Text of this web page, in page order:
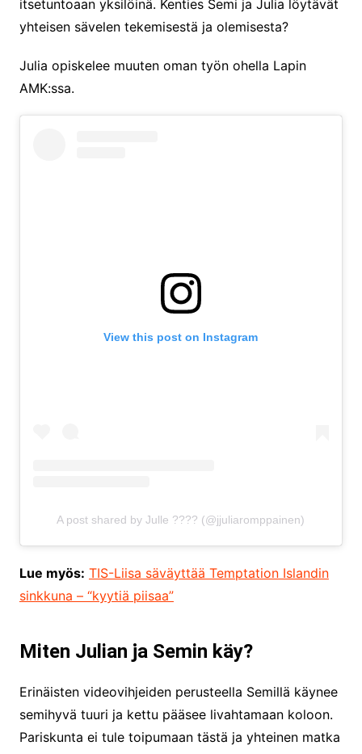
itsetuntoaan yksilöinä. Kenties Semi ja Julia löytävät
yhteisen sävelen tekemisestä ja olemisesta?
Julia opiskelee muuten oman työn ohella Lapin
AMK:ssa.
View this post on Instagram
A post shared by Julle ???? (@jjuliaromppainen)
Lue myös: TIS-Liisa säväyttää Temptation Islandin
sinkkuna – “kyytiä piisaa”
Miten Julian ja Semin käy?
Erinäisten videovihjeiden perusteella Semillä käynee
semihyvä tuuri ja kettu pääsee livahtamaan koloon.
Pariskunta ei tule toipumaan tästä ja yhteinen matka